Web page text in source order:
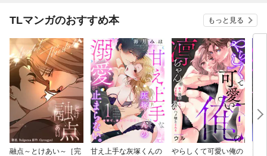
TLマンガのおすすめ本 もっと見る
融点～とけあい～［完
甘え上手な灰塚くんの
やらしくて可愛い俺の